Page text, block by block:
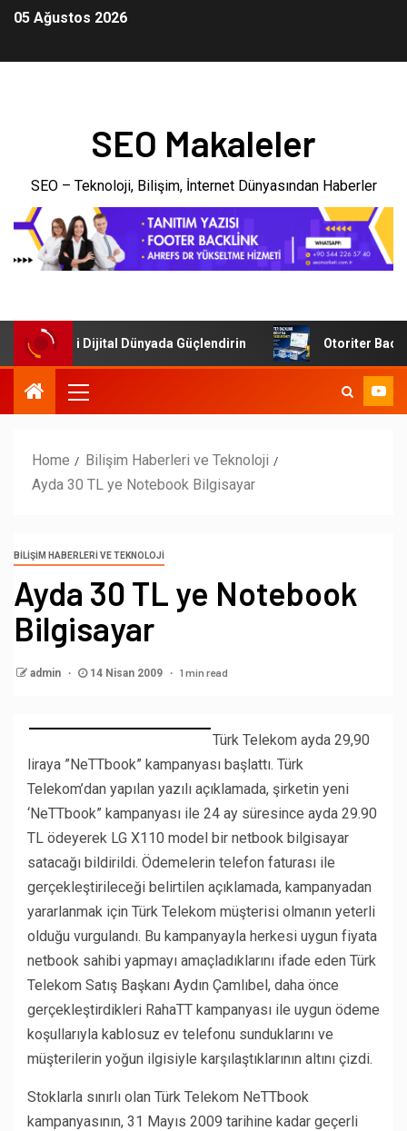
05 Ağustos 2026
SEO Makaleler
SEO – Teknoloji, Bilişim, İnternet Dünyasından Haberler
Dijital Dünyada Güçlendirin Otoriter Backlink
Home
Bilişim Haberleri ve Teknoloji
Ayda 30 TL ye Notebook Bilgisayar
BILIŞIM HABERLERI VE TEKNOLOJI
Ayda 30 TL ye Notebook
Bilgisayar
admin 14 Nisan 2009 1 min read
Türk Telekom ayda 29,90
liraya ”NeTTbook” kampanyası başlattı. Türk
Telekom’dan yapılan yazılı açıklamada, şirketin yeni
‘NeTTbook” kampanyası ile 24 ay süresince ayda 29.90
TL ödeyerek LG X110 model bir netbook bilgisayar
satacağı bildirildi. Ödemelerin telefon faturası ile
gerçekleştirileceği belirtilen açıklamada, kampanyadan
yararlanmak için Türk Telekom müşterisi olmanın yeterli
olduğu vurgulandı. Bu kampanyayla herkesi uygun fiyata
netbook sahibi yapmayı amaçladıklarını ifade eden Türk
Telekom Satış Başkanı Aydın Çamlıbel, daha önce
gerçekleştirdikleri RahaTT kampanyası ile uygun ödeme
koşullarıyla kablosuz ev telefonu sunduklarını ve
müşterilerin yoğun ilgisiyle karşılaştıklarının altını çizdi.
Stoklarla sınırlı olan Türk Telekom NeTTbook
kampanyasının, 31 Mayıs 2009 tarihine kadar geçerli